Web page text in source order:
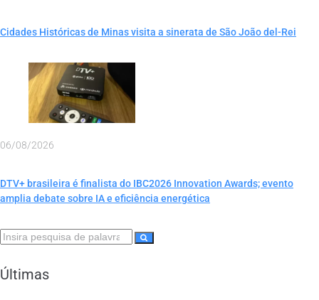
Cidades Históricas de Minas visita a sinerata de São João del-Rei
06/08/2026
DTV+ brasileira é finalista do IBC2026 Innovation Awards; evento
amplia debate sobre IA e eficiência energética
Últimas